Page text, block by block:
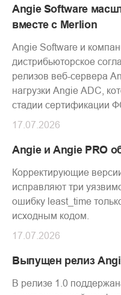
Angie Software
вместе с Merlion
Angie Software и
дистрибьюторское
релизов веб-сервера
нагрузки Angie ADC,
стадии сертификации
17.07.2026
Angie и Angie PRO
Корректирующие
исправляют три
ошибку least_time
исходным кодом.
17.07.2026
Выпущен релиз
В релизе 1.0